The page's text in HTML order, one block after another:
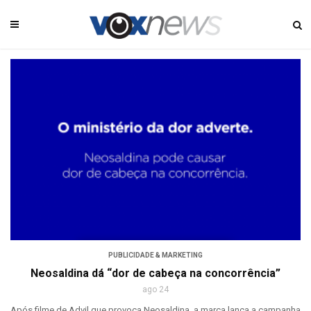
PUBLICIDADE & MARKETING
Neosaldina dá “dor de cabeça na concorrência”
ago 24